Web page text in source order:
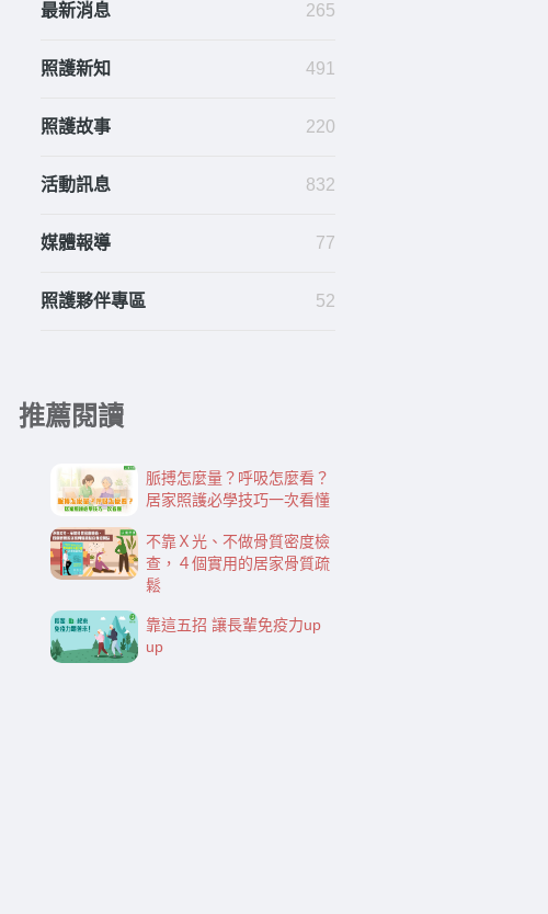
最新消息 265
照護新知 491
照護故事 220
活動訊息 832
媒體報導 77
照護夥伴專區 52
推薦閱讀
脈搏怎麼量？呼吸怎麼看？
居家照護必學技巧一次看懂
不靠Ｘ光、不做骨質密度檢
查，４個實用的居家骨質疏
鬆
靠這五招 讓長輩免疫力up
up